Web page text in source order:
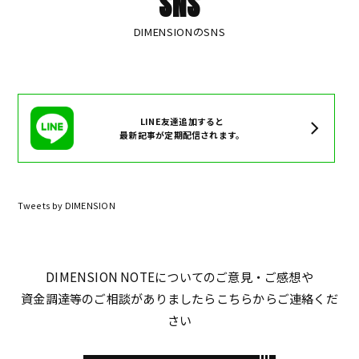
DIMENSIONのSNS
LINE友達追加すると
最新記事が定期配信されます。
Tweets by DIMENSION
DIMENSION NOTEについてのご意見・ご感想や
資金調達等のご相談がありましたらこちらからご連絡くだ
さい